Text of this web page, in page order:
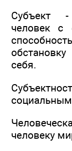
Субъект
человек с
себя.
человеку